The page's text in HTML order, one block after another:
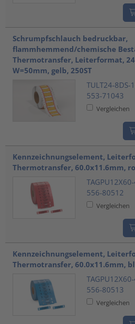
Schrumpfschlauch bedruckbar,
flammhemmend/chemische
Thermotransfer, Leiterformat,
W=50mm, gelb, 250ST
TULT24-8DS-
553-71043
Vergleichen
Kennzeichnungselement,
Thermotransfer, 60.0x11.6mm,
556-80512
Vergleichen
Kennzeichnungselement,
Thermotransfer, 60.0x11.6mm,
556-80513
Vergleichen